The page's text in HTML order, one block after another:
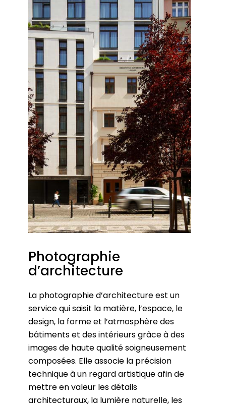
Photographie
d’architecture
La photographie d’architecture est un
service qui saisit la matière, l’espace, le
design, la forme et l’atmosphère des
bâtiments et des intérieurs grâce à des
images de haute qualité soigneusement
composées. Elle associe la précision
technique à un regard artistique afin de
mettre en valeur les détails
architecturaux, la lumière naturelle, les